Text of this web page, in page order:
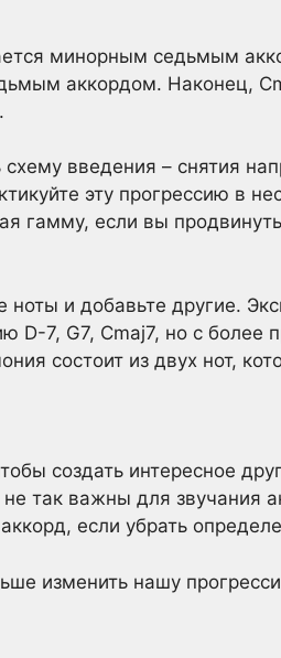
минорным седьмым
аккордом. Наконец,
введения – снятия
эту прогрессию в
гамму, если вы
ноты и добавьте другие.
7, G7, Cmaj7, но с более
состоит из двух нот,
создать интересное
так важны для звучания
если убрать
изменить нашу